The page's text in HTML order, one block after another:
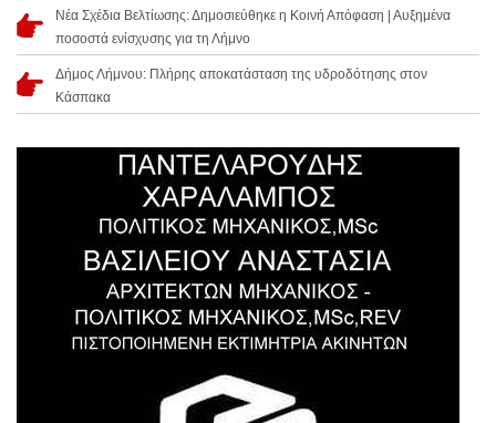
Νέα Σχέδια Βελτίωσης: Δημοσιεύθηκε η Κοινή Απόφαση | Αυξημένα
ποσοστά ενίσχυσης για τη Λήμνο
Δήμος Λήμνου: Πλήρης αποκατάσταση της υδροδότησης στον
Κάσπακα